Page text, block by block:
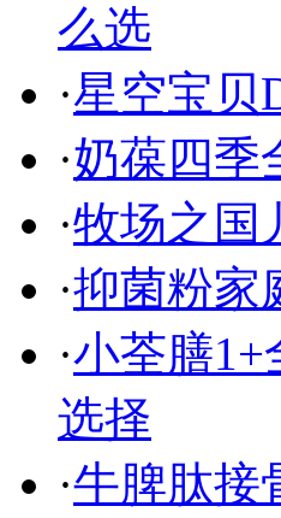
么选
·星空宝贝
·奶葆四季
·牧场之国
·抑菌粉家
·小荃膳1+
选择
·牛脾肽接